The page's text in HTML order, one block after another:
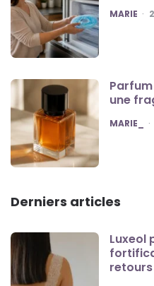
POSTED
MARIE
une
POSTED
MARIE_
Derniers articles
Luxeol